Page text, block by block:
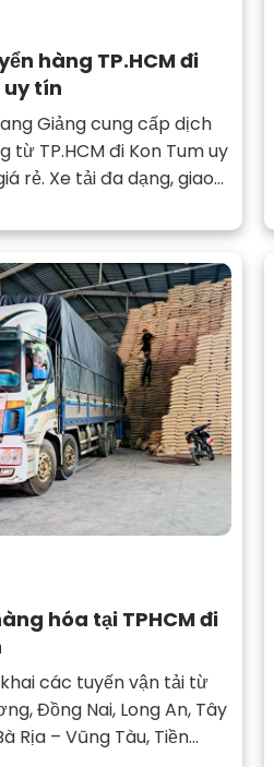
hàng TP.HCM đi
uy tín
Giảng cung cấp dịch
từ TP.HCM đi Kon Tum uy
rẻ. Xe tải đa dạng, giao
hóa tại TPHCM đi
các tuyến vận tải từ
Đồng Nai, Long An, Tây
Rịa – Vũng Tàu, Tiền